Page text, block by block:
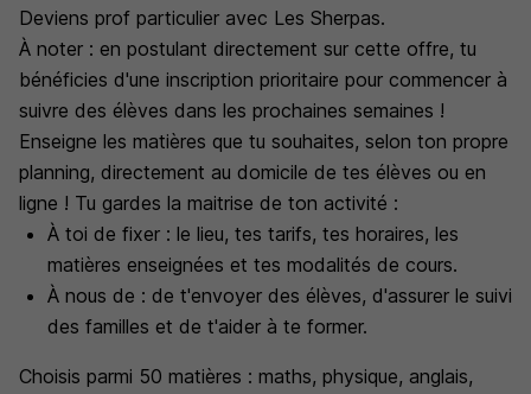
Deviens prof particulier avec Les Sherpas.
À noter : en postulant directement sur cette offre, tu
bénéficies d'une inscription prioritaire pour commencer à
suivre des élèves dans les prochaines semaines !
Enseigne les matières que tu souhaites, selon ton propre
planning, directement au domicile de tes élèves ou en
ligne ! Tu gardes la maitrise de ton activité :
À toi de fixer : le lieu, tes tarifs, tes horaires, les
matières enseignées et tes modalités de cours.
À nous de : de t'envoyer des élèves, d'assurer le suivi
des familles et de t'aider à te former.
Choisis parmi 50 matières : maths, physique, anglais,